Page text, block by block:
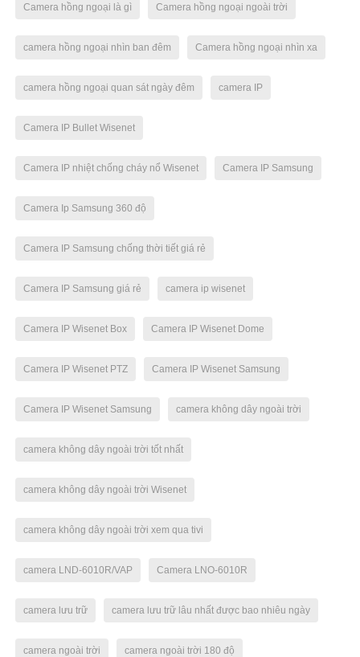
Camera hồng ngoại là gì Camera hồng ngoại ngoài trời
camera hồng ngoại nhìn ban đêm Camera hồng ngoại nhìn xa
camera hồng ngoại quan sát ngày đêm camera IP
Camera IP Bullet Wisenet
Camera IP nhiệt chống cháy nổ Wisenet Camera IP Samsung
Camera Ip Samsung 360 độ
Camera IP Samsung chống thời tiết giá rẻ
Camera IP Samsung giá rẻ camera ip wisenet
Camera IP Wisenet Box Camera IP Wisenet Dome
Camera IP Wisenet PTZ Camera IP Wisenet Samsung
Camera IP Wisenet Samsung camera không dây ngoài trời
camera không dây ngoài trời tốt nhất
camera không dây ngoài trời Wisenet
camera không dây ngoài trời xem qua tivi
camera LND-6010R/VAP Camera LNO-6010R
camera lưu trữ camera lưu trữ lâu nhất được bao nhiêu ngày
camera ngoài trời camera ngoài trời 180 độ